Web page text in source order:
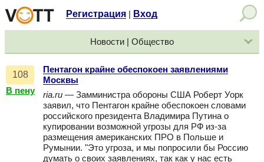
Регистрация Вход
Новости | Общество
108
В пену
Пентагон крайне обеспокоен заявлениями
Москвы
ria.ru — Замминистра обороны США Роберт Уорк
заявил, что Пентагон крайне обеспокоен словами
российского президента Владимира Путина о
купировании возможной угрозы для РФ из-за
размещения американских ПРО в Польше и
Румынии. "Это угроза, и мы попросили бы Россию
думать о своих заявлениях, так как у нас есть